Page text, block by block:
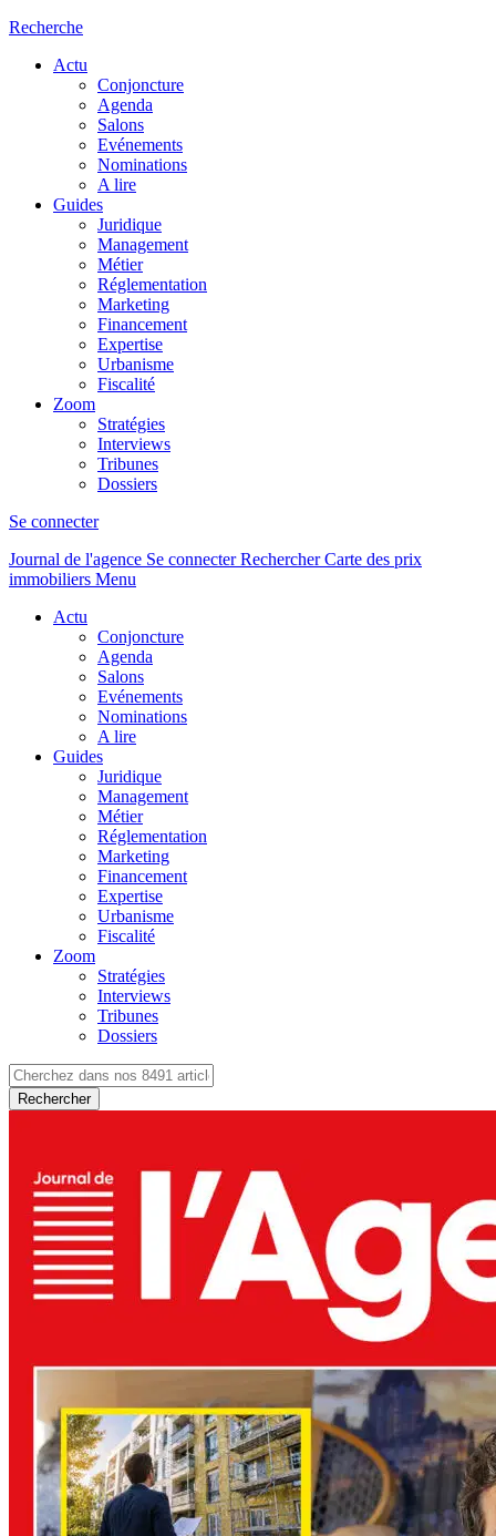
Recherche
Actu
Conjoncture
Agenda
Salons
Evénements
Nominations
A lire
Guides
Juridique
Management
Métier
Réglementation
Marketing
Financement
Expertise
Urbanisme
Fiscalité
Zoom
Stratégies
Interviews
Tribunes
Dossiers
Se connecter
Journal de l'agence Se connecterRechercher Carte des prix
immobiliers Menu
Actu
Conjoncture
Agenda
Salons
Evénements
Nominations
A lire
Guides
Juridique
Management
Métier
Réglementation
Marketing
Financement
Expertise
Urbanisme
Fiscalité
Zoom
Stratégies
Interviews
Tribunes
Dossiers
Rechercher